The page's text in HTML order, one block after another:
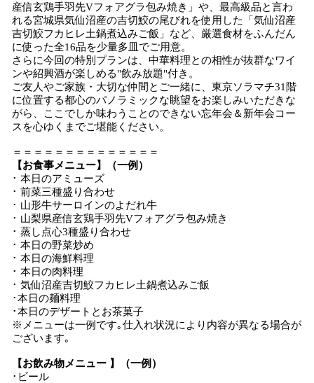
産信玄鶏手羽先Vフォアグラ包み焼き」や、最高級品と言わ
れる宮城県気仙沼産の吉切鮫の尾びれを使用した「気仙沼産
吉切鮫フカヒレ土鍋煮込みご飯」など、厳選食材をふんだん
に使った全16品を少量多皿でご用意。
さらに今回の特別プランは、中華料理との相性が抜群なワイ
ンや紹興酒が楽しめる"飲み放題"付き。
ご友人やご家族・大切な仲間とご一緒に、東京ソラマチ31階
に位置する都心のパノラミックな眺望をお楽しみいただきな
がら、ここでしか味わうことのできない忘年会＆新年会コー
スを心ゆくまでご堪能ください。
＝＝＝＝＝＝＝＝＝＝＝＝＝＝
【お食事メニュー】（一例）
･ 本日のアミューズ
･ 前菜三種盛り合わせ
･ 山形牛サーロインのよだれ牛
･ 山梨県産信玄鶏手羽先Vフォアグラ包み焼き
･ 蒸し点心3種盛り合わせ
･ 本日の野菜炒め
･ 本日の海鮮料理
･ 本日の肉料理
･ 気仙沼産吉切鮫フカヒレ土鍋煮込みご飯
･本日の麺料理
･本日のデザートとお茶菓子
※メニューは一例です｡仕入れ状況により内容が異なる場合が
ございます｡
【お飲み物メニュー 】（一例）
･ビール